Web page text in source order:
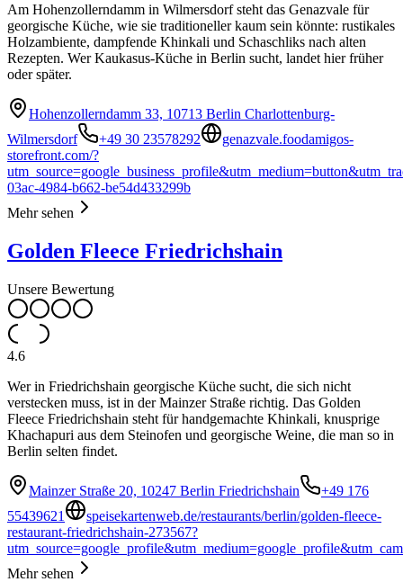
Am Hohenzollerndamm in Wilmersdorf steht das Genazvale für
georgische Küche, wie sie traditioneller kaum sein könnte: rustikales
Holzambiente, dampfende Khinkali und Schaschliks nach alten
Rezepten. Wer Kaukasus-Küche in Berlin sucht, landet hier früher
oder später.
Hohenzollerndamm 33, 10713 Berlin Charlottenburg-
Wilmersdorf
+49 30 23578292
genazvale.foodamigos-
storefront.com/?
03ac-4984-b662-be54d433299b
Mehr sehen
Golden Fleece Friedrichshain
Unsere Bewertung
4.6
Wer in Friedrichshain georgische Küche sucht, die sich nicht
verstecken muss, ist in der Mainzer Straße richtig. Das Golden
Fleece Friedrichshain steht für handgemachte Khinkali, knusprige
Khachapuri aus dem Steinofen und georgische Weine, die man so in
Berlin selten findet.
Mainzer Straße 20, 10247 Berlin Friedrichshain
+49 176
55439621
speisekartenweb.de/restaurants/berlin/golden-fleece-
restaurant-friedrichshain-273567?
Mehr sehen